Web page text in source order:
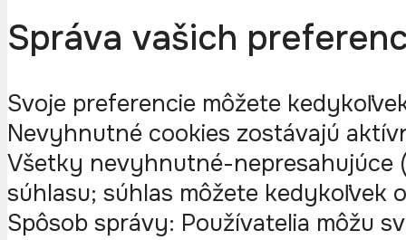
Správa vašich
Svoje preferencie môžete
Nevyhnutné cookies zostávajú
Všetky nevyhnutné-nepresahujúce
súhlasu; súhlas môžete kedykoľvek
Spôsob správy: Používatelia môžu